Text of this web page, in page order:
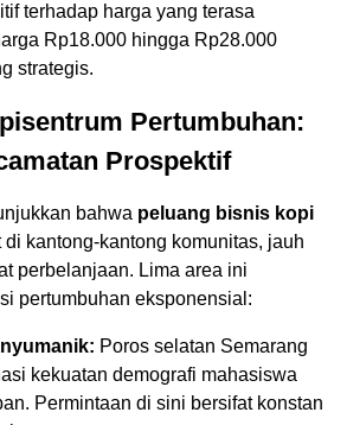
terhadap harga yang terasa
Rp18.000 hingga Rp28.000
strategis.
Pertumbuhan:
Prospektif
bahwa peluang bisnis kopi
di kantong-kantong komunitas, jauh
perbelanjaan. Lima area ini
pertumbuhan eksponensial:
Poros selatan Semarang
kekuatan demografi mahasiswa
Permintaan di sini bersifat konstan